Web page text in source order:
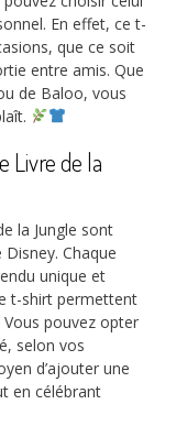
En effet, ce t-
que ce soit
entre amis. Que
de Baloo, vous
Livre de la
la Jungle sont
Chaque
unique et
t-shirt permettent
Vous pouvez opter
selon vos
d’ajouter une
en célébrant